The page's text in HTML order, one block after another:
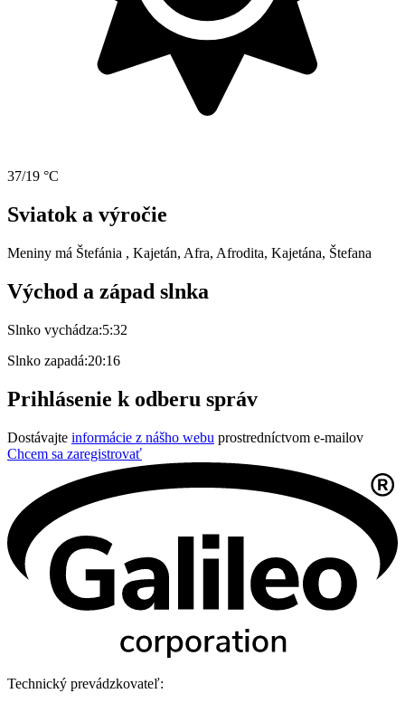
37/19 °C
Sviatok a výročie
Meniny má Štefánia , Kajetán, Afra, Afrodita, Kajetána, Štefana
Východ a západ slnka
Slnko vychádza:5:32
Slnko zapadá:20:16
Prihlásenie k odberu správ
Dostávajte informácie z nášho webu prostredníctvom e-mailov
Chcem sa zaregistrovať
Technický prevádzkovateľ: